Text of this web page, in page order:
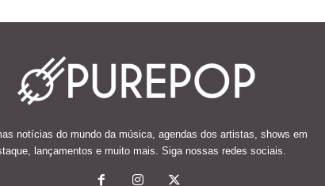
notícias do mundo da música, agendas dos artistas, shows em
lançamentos e muito mais. Siga nossas redes sociais.